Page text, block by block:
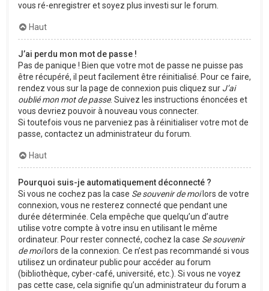
vous ré-enregistrer et soyez plus investi sur le forum.
Haut
J’ai perdu mon mot de passe !
Pas de panique ! Bien que votre mot de passe ne puisse pas
être récupéré, il peut facilement être réinitialisé. Pour ce faire,
rendez vous sur la page de connexion puis cliquez sur J’ai
oublié mon mot de passe. Suivez les instructions énoncées et
vous devriez pouvoir à nouveau vous connecter.
Si toutefois vous ne parveniez pas à réinitialiser votre mot de
passe, contactez un administrateur du forum.
Haut
Pourquoi suis-je automatiquement déconnecté ?
Si vous ne cochez pas la case Se souvenir de moilors de votre
connexion, vous ne resterez connecté que pendant une
durée déterminée. Cela empêche que quelqu’un d’autre
utilise votre compte à votre insu en utilisant le même
ordinateur. Pour rester connecté, cochez la case Se souvenir
de moilors de la connexion. Ce n’est pas recommandé si vous
utilisez un ordinateur public pour accéder au forum
(bibliothèque, cyber-café, université, etc.). Si vous ne voyez
pas cette case, cela signifie qu’un administrateur du forum a